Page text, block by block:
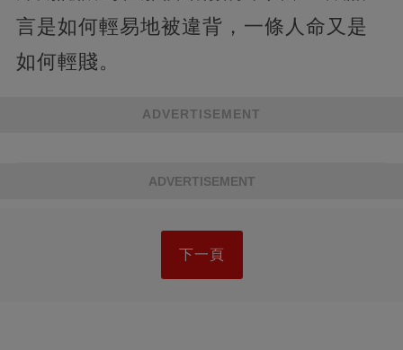
言是如何輕易地被違背，一條人命又是
如何輕賤。
ADVERTISEMENT
ADVERTISEMENT
下一頁